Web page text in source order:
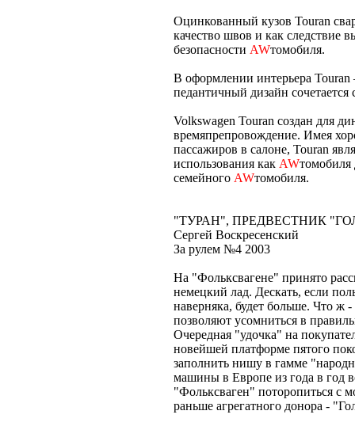
Оцинкованный кузов Touran
качество швов и как следствие
безопасности AWтомобиля.
В оформлении интерьера
педантичный дизайн сочетается
Volkswagen Touran создан для
времяпрепровождение. Имея
пассажиров в салоне, Touran
использования как AWтомобиля
семейного AWтомобиля.
"ТУРАН", ПРЕДВЕСТНИК
Сергей Воскресенский
За рулем №4 2003
На "Фольксвагене" принято
немецкий лад. Дескать, если
наверняка, будет больше. Что ж
позволяют усомниться в
Очередная "удочка" на
новейшей платформе пятого
заполнить нишу в гамме
машины в Европе из года в год
"Фольксваген" поторопиться с
раньше агрегатного донора -